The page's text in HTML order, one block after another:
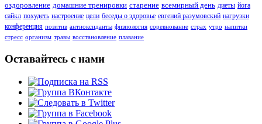
оздоровление домашние тренировки старение всемирный день диеты йога
сайкл похудеть настроение цели беседы о здоровье евгений разумовский нагрузки
конференция позитив антиоксиданты физиология соревнование страх утро напитки
стресс организм травы восстановление плавание
Оставайтесь с нами